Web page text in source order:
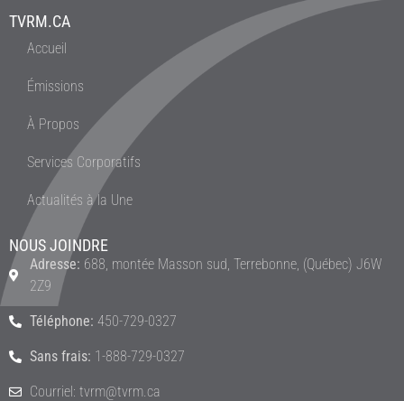
TVRM.CA
Accueil
Émissions
À Propos
Services Corporatifs
Actualités à la Une
NOUS JOINDRE
Adresse: 688, montée Masson sud, Terrebonne, (Québec) J6W
2Z9
Téléphone: 450-729-0327
Sans frais: 1-888-729-0327
Courriel: tvrm@tvrm.ca